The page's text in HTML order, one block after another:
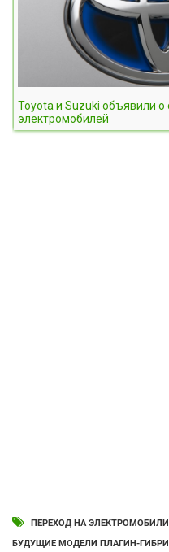
Toyota и Suzuki объявили
электромобилей
ПЕРЕХОД НА ЭЛЕКТРОМОБИЛИ
БУДУЩИЕ МОДЕЛИ ПЛАГИН-